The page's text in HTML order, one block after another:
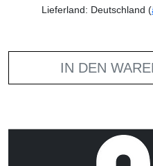
Lieferland: Deutschland (
IN DEN